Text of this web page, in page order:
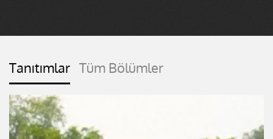
Tanıtımlar Tüm Bölümler